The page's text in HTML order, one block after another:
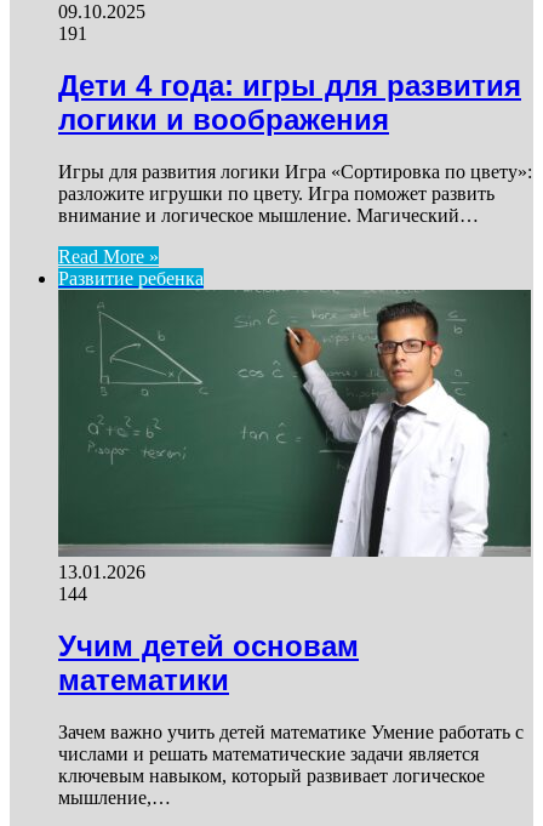
09.10.2025
191
Дети 4 года: игры для развития
логики и воображения
Игры для развития логики Игра «Сортировка по цвету»:
разложите игрушки по цвету. Игра поможет развить
внимание и логическое мышление. Магический…
Read More »
Развитие ребенка
13.01.2026
144
Учим детей основам
математики
Зачем важно учить детей математике Умение работать с
числами и решать математические задачи является
ключевым навыком, который развивает логическое
мышление,…